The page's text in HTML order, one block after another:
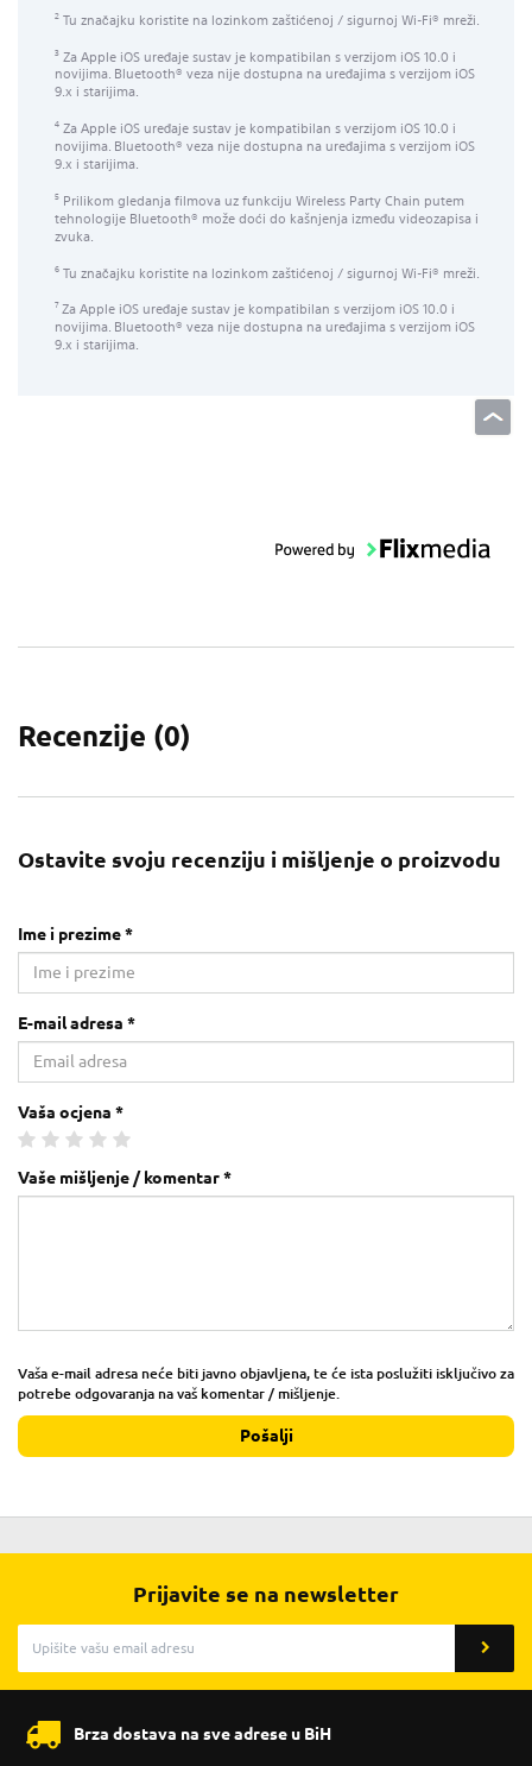
2 Tu značajku koristite na lozinkom zaštićenoj / sigurnoj Wi-Fi® mreži.
3 Za Apple iOS uređaje sustav je kompatibilan s verzijom iOS 10.0 i
novijima. Bluetooth® veza nije dostupna na uređajima s verzijom iOS
9.x i starijima.
4 Za Apple iOS uređaje sustav je kompatibilan s verzijom iOS 10.0 i
novijima. Bluetooth® veza nije dostupna na uređajima s verzijom iOS
9.x i starijima.
5 Prilikom gledanja filmova uz funkciju Wireless Party Chain putem
tehnologije Bluetooth® može doći do kašnjenja između videozapisa i
zvuka.
6 Tu značajku koristite na lozinkom zaštićenoj / sigurnoj Wi-Fi® mreži.
7Za Apple iOS uređaje sustav je kompatibilan s verzijom iOS 10.0 i
novijima. Bluetooth® veza nije dostupna na uređajima s verzijom iOS
9.x i starijima.
Recenzije (0)
Ostavite svoju recenziju i mišljenje o proizvodu
Ime i prezime *
E-mail adresa *
Vaša ocjena *
Vaše mišljenje / komentar *
Vaša e-mail adresa neće biti javno objavljena, te će ista poslužiti isključivo za
potrebe odgovaranja na vaš komentar / mišljenje.
Pošalji
Prijavite se na newsletter
Brza dostava na sve adrese u BiH